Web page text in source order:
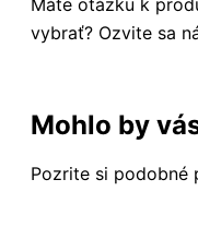
vybrať? Ozvite sa
Mohlo by
Pozrite si podobné